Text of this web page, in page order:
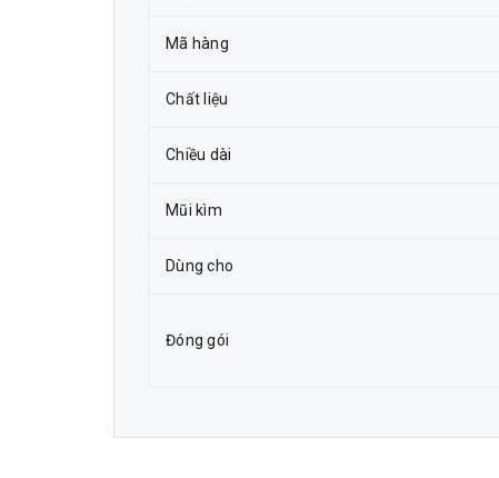
Mã hàng
Chất liệu
Chiều dài
Mũi kìm
Dùng cho
Đóng gói